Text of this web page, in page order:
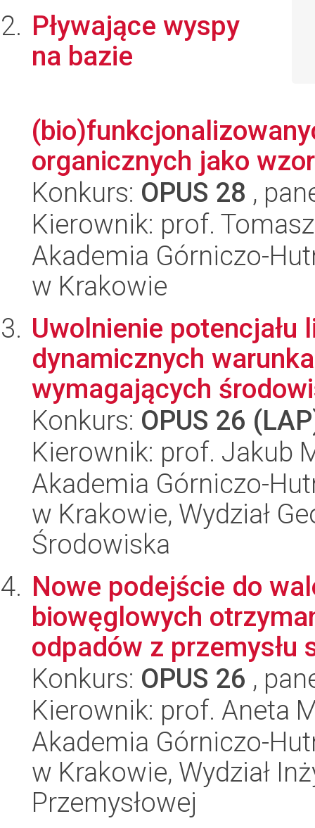
Pływające wyspy
na bazie
organicznych jako
Konkurs: OPUS 28 ,
Kierownik: prof.
Akademia Górniczo-
w Krakowie
Uwolnienie
dynamicznych
wymagających
Konkurs: OPUS 26
Kierownik: prof. Jakub
Akademia Górniczo-
w Krakowie, Wydział
Środowiska
Nowe podejście do
biowęglowych
odpadów z przemysłu
Konkurs: OPUS 26 ,
Kierownik: prof. Aneta
Akademia Górniczo-
w Krakowie, Wydział
Przemysłowej